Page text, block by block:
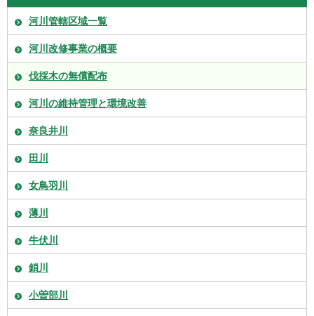
河川管轄区域一覧
河川改修事業の概要
伐採木の無償配布
河川の維持管理と環境改善
奈良井川
田川
女鳥羽川
薄川
牛伏川
鎖川
小曽部川